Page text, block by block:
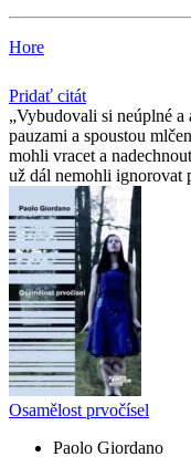
Hore
Pridať citát
Vybudovali si neúplné a
pauzami a spoustou
mohli vracet a
už dál nemohli ignorovat
Osamělost prvočísel
Paolo Giordano